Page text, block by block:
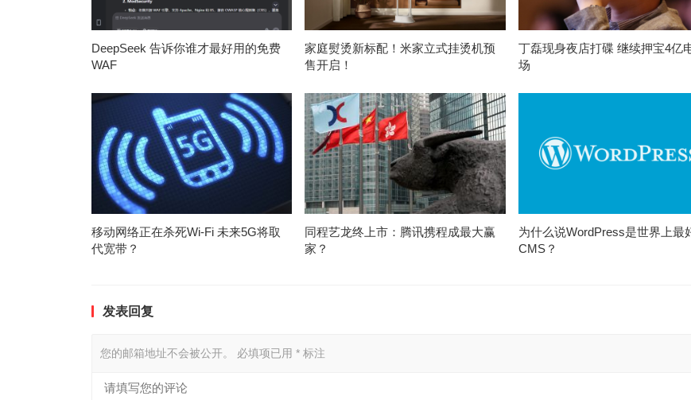
DeepSeek 告诉你谁才最好用的免费
WAF
家庭熨烫新标配！米家立式挂烫机预
售开启！
丁磊现身夜店打碟 继续押宝4亿
场
移动网络正在杀死Wi-Fi 未来5G将取
代宽带？
同程艺龙终上市：腾讯携程成最大赢
家？
为什么说WordPress是世界上最
CMS？
发表回复
您的邮箱地址不会被公开。 必填项已用 *标注